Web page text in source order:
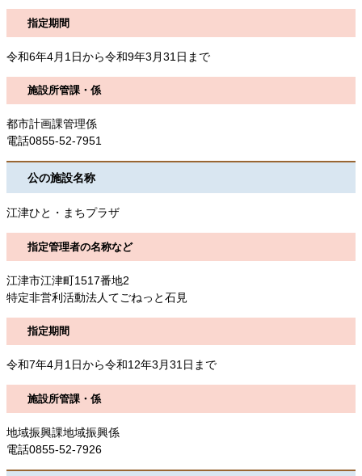
指定期間
令和6年4月1日から令和9年3月31日まで
施設所管課・係
都市計画課管理係
電話0855-52-7951
公の施設名称
江津ひと・まちプラザ
指定管理者の名称など
江津市江津町1517番地2
特定非営利活動法人てごねっと石見
指定期間
令和7年4月1日から令和12年3月31日まで
施設所管課・係
地域振興課地域振興係
電話0855-52-7926